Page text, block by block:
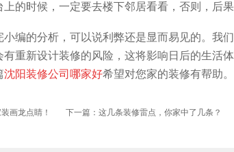
的时候，一定要去楼下邻居看看，否则，后果
编的分析，可以说利弊还是显而易见的。我
重新设计装修的风险，这将影响日后的生活
沈阳装修公司哪家好希望对您家的装修有帮助。
画龙点睛！ 下一篇：这几条装修雷点，你家中了几条？